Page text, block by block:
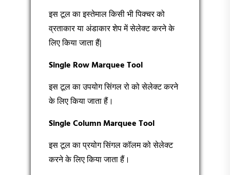
इस टूल का इस्तेमाल किसी भी पिक्चर को
व्रताकार या अंडाकार शेप में सेलेक्ट करने के
लिए किया जाता हैं|
Single Row Marquee Tool
इस टूल का उपयोग सिंगल रो को सेलेक्ट करने
के लिए किया जाता हैं।
Single Column Marquee Tool
इस टूल का प्रयोग सिंगल कॉलम को सेलेक्ट
करने के लिए किया जाता हैं।